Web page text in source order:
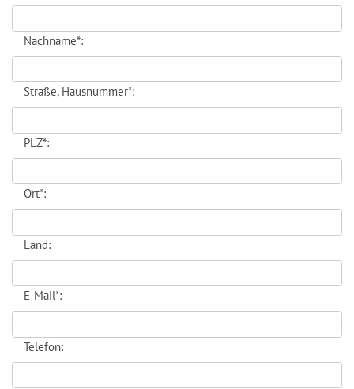
Nachname*:
Straße, Hausnummer*:
PLZ*:
Ort*:
Land:
E-Mail*:
Telefon: